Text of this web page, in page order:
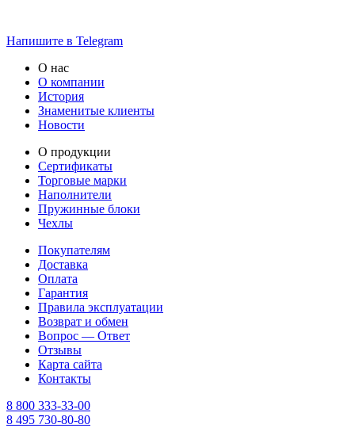
Напишите в Telegram
О нас
О компании
История
Знаменитые клиенты
Новости
О продукции
Сертификаты
Торговые марки
Наполнители
Пружинные блоки
Чехлы
Покупателям
Доставка
Оплата
Гарантия
Правила эксплуатации
Возврат и обмен
Вопрос — Ответ
Отзывы
Карта сайта
Контакты
8 800 333-33-00
8 495 730-80-80